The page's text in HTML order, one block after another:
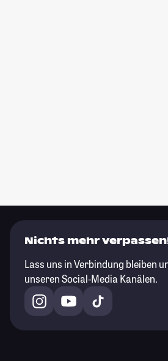
Nichts mehr
Lass uns in Verbindung bleiben
unseren Social-Media Kanälen.